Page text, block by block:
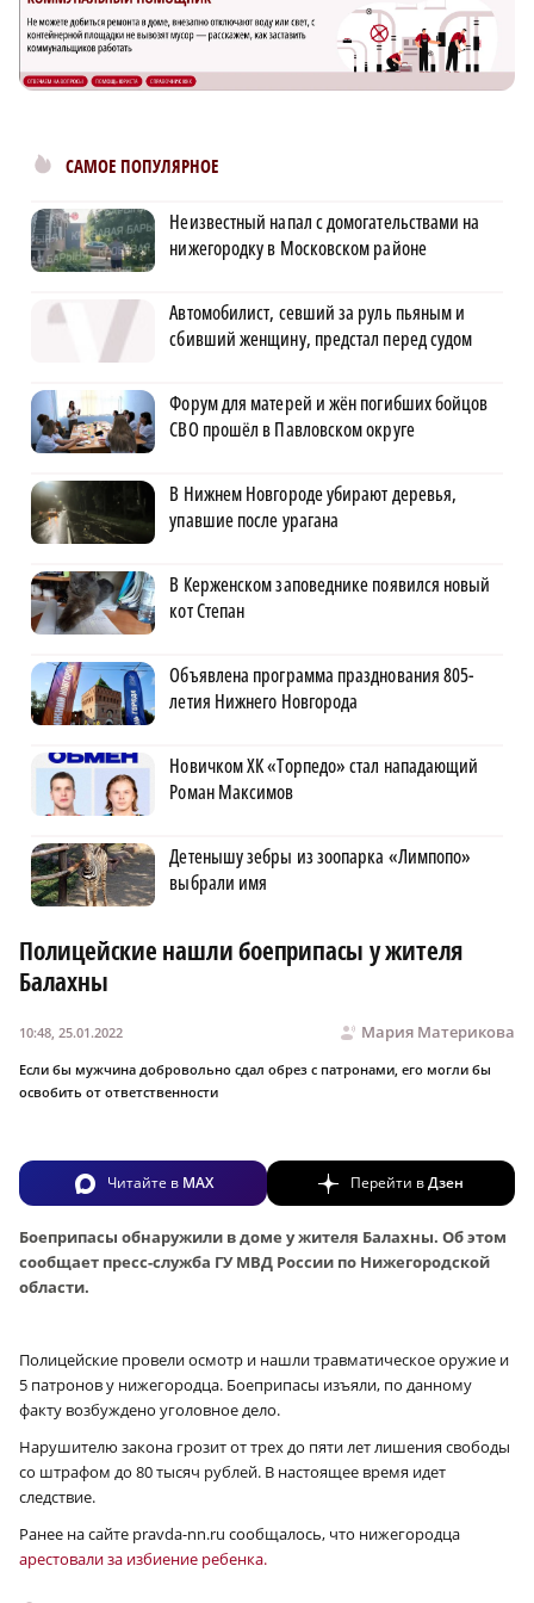
САМОЕ ПОПУЛЯРНОЕ
Неизвестный напал с домогательствами на
нижегородку в Московском районе
Автомобилист, севший за руль пьяным и
сбивший женщину, предстал перед судом
Форум для матерей и жён погибших бойцов
СВО прошёл в Павловском округе
В Нижнем Новгороде убирают деревья,
упавшие после урагана
В Керженском заповеднике появился новый
кот Степан
Объявлена программа празднования 805-
летия Нижнего Новгорода
Новичком ХК «Торпедо» стал нападающий
Роман Максимов
Детенышу зебры из зоопарка «Лимпопо»
выбрали имя
Полицейские нашли боеприпасы у жителя
Балахны
Мария Материкова
10:48, 25.01.2022
Если бы мужчина добровольно сдал обрез с патронами, его могли бы
освобить от ответственности
Читайте в MAX Перейти вДзен
Боеприпасы обнаружили в доме у жителя Балахны. Об этом
сообщает пресс-служба ГУ МВД России по Нижегородской
области.
Полицейские провели осмотр и нашли травматическое оружие и
5 патронов у нижегородца. Боеприпасы изъяли, по данному
факту возбуждено уголовное дело.
Нарушителю закона грозит от трех до пяти лет лишения свободы
со штрафом до 80 тысяч рублей. В настоящее время идет
следствие.
Ранее на сайте pravda-nn.ru сообщалось, что нижегородца
арестовали за избиение ребенка.